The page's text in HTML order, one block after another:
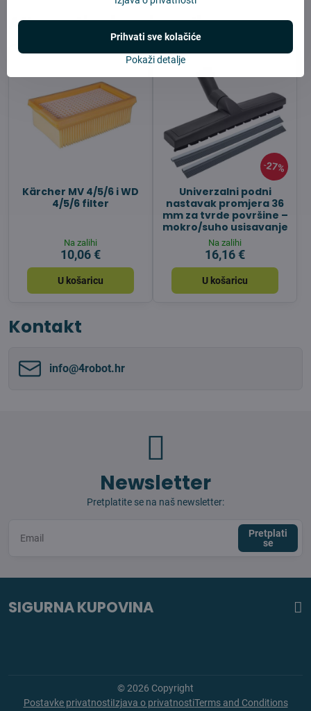
Alternativni proizvodi
Kärcher MV 4/5/6 i WD
4/5/6 filter
Na zalihi
10,06 €
U košaricu
27%
Univerzalni podni
nastavak promjera 36
mm za tvrde površine –
mokro/suho usisavanje
Na zalihi
16,16 €
U košaricu
Kontakt
info​@4robot​.hr
Newsletter
Pretplatite se na naš newsletter:
Pretplati
se
SIGURNA KUPOVINA
©2026 Copyright
Postavke privatnostiIzjava o privatnostiTerms and Conditions
Pokaži detalje
Prihvati sve kolačiće